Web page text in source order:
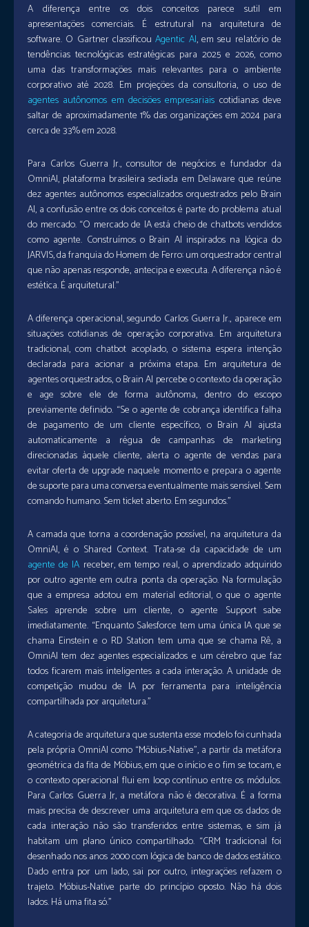
A diferença entre os dois conceitos parece sutil em
apresentações comerciais. É estrutural na arquitetura de
software. O Gartner classificouAgentic AI, em seu relatório de
tendências tecnológicas estratégicas para 2025 e 2026, como
uma das transformações mais relevantes para o ambiente
corporativo até 2028. Em projeções da consultoria, o uso de
agentes autônomos em decisões empresariais cotidianas deve
saltar de aproximadamente 1% das organizações em 2024 para
cerca de 33% em 2028.
Para Carlos Guerra Jr., consultor de negócios e fundador da
OmniAI, plataforma brasileira sediada em Delaware que reúne
dez agentes autônomos especializados orquestrados pelo Brain
AI, a confusão entre os dois conceitos é parte do problema atual
do mercado. “O mercado de IA está cheio de chatbots vendidos
como agente. Construímos o Brain AI inspirados na lógica do
JARVIS, da franquia do Homem de Ferro: um orquestrador central
que não apenas responde, antecipa e executa. A diferença não é
estética. É arquitetural.”
A diferença operacional, segundo Carlos Guerra Jr., aparece em
situações cotidianas de operação corporativa. Em arquitetura
tradicional, com chatbot acoplado, o sistema espera intenção
declarada para acionar a próxima etapa. Em arquitetura de
agentes orquestrados, o Brain AI percebe o contexto da operação
e age sobre ele de forma autônoma, dentro do escopo
previamente definido. “Se o agente de cobrança identifica falha
de pagamento de um cliente específico, o Brain AI ajusta
automaticamente a régua de campanhas de marketing
direcionadas àquele cliente, alerta o agente de vendas para
evitar oferta de upgrade naquele momento e prepara o agente
de suporte para uma conversa eventualmente mais sensível. Sem
comando humano. Sem ticket aberto. Em segundos.”
A camada que torna a coordenação possível, na arquitetura da
OmniAI, é o Shared Context. Trata-se da capacidade de um
agente de IA receber, em tempo real, o aprendizado adquirido
por outro agente em outra ponta da operação. Na formulação
que a empresa adotou em material editorial, o que o agente
Sales aprende sobre um cliente, o agente Support sabe
imediatamente. “Enquanto Salesforce tem uma única IA que se
chama Einstein e o RD Station tem uma que se chama Rê, a
OmniAI tem dez agentes especializados e um cérebro que faz
todos ficarem mais inteligentes a cada interação. A unidade de
competição mudou de IA por ferramenta para inteligência
compartilhada por arquitetura.”
A categoria de arquitetura que sustenta esse modelo foi cunhada
pela própria OmniAI como “Möbius-Native”, a partir da metáfora
geométrica da fita de Möbius, em que o início e o fim se tocam, e
o contexto operacional flui em loop contínuo entre os módulos.
Para Carlos Guerra Jr, a metáfora não é decorativa. É a forma
mais precisa de descrever uma arquitetura em que os dados de
cada interação não são transferidos entre sistemas, e sim já
habitam um plano único compartilhado. “CRM tradicional foi
desenhado nos anos 2000 com lógica de banco de dados estático.
Dado entra por um lado, sai por outro, integrações refazem o
trajeto. Möbius-Native parte do princípio oposto. Não há dois
lados. Há uma fita só.”